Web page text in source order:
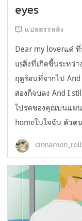
eyes
แปลสรรพสิ่ง
Dear my loverแด่
usสิ่งที่เกิดขึ้นระหว่า
ฤดูร้อนที่จากไป
สองก็จบลง And I
โปรดของคุณบนแผ่น
homeในใจฉัน ตัวต
cinnamon_roll